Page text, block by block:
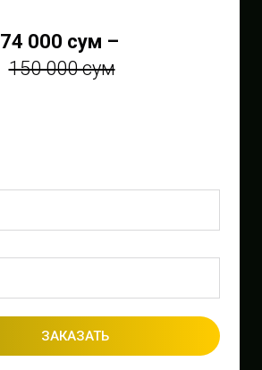
74 000 сум –
150 000 сум
ЗАКАЗАТЬ